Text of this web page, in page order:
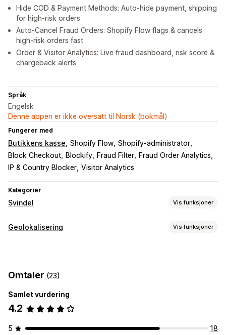
Hide COD & Payment Methods: Auto-hide payment, shipping
for high-risk orders
Auto-Cancel Fraud Orders: Shopify Flow flags & cancels
high-risk orders fast
Order & Visitor Analytics: Live fraud dashboard, risk score &
chargeback alerts
Språk
Engelsk
Denne appen er ikke oversatt til Norsk (bokmål)
Fungerer med
Butikkens kasse Shopify Flow Shopify-administrator
Block Checkout
Blockify Fraud Filter
Fraud Order Analytics
IP & Country Blocker Visitor Analytics
Kategorier
Svindel Vis funksjoner
Svindeltyper
Blokkeringslister
Robotregistrering
Høyrisikovarsler Svindelvarsler Analyse om besøkende
Geolokalisering Vis funksjoner
Proxyservere
Omdirigeringer
IP-adresse
Land Automatisk omdirigering
Omtaler (23)
Samlet vurdering
4.2
5
18